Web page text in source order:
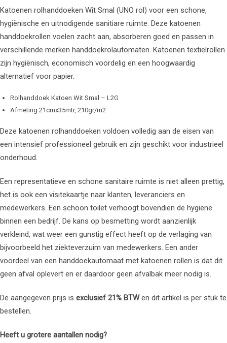
Katoenen rolhanddoeken Wit Smal (UNO rol) voor een schone,
hygiënische en uitnodigende sanitiare ruimte. Deze katoenen
handdoekrollen voelen zacht aan, absorberen goed en passen in
verschillende merken handdoekrolautomaten. Katoenen textielrollen
zijn hygiënisch, economisch voordelig en een hoogwaardig
alternatief voor papier.
Rolhanddoek Katoen Wit Smal – L2G
Afmeting 21cmx35mtr, 210gr/m2
Deze katoenen rolhanddoeken voldoen volledig aan de eisen van
een intensief professioneel gebruik en zijn geschikt voor industrieel
onderhoud.
Een representatieve en schone sanitaire ruimte is niet alleen prettig,
het is ook een visitekaartje naar klanten, leveranciers en
medewerkers. Een schoon toilet verhoogt bovendien de hygiëne
binnen een bedrijf. De kans op besmetting wordt aanzienlijk
verkleind, wat weer een gunstig effect heeft op de verlaging van
bijvoorbeeld het ziekteverzuim van medewerkers. Een ander
voordeel van een handdoekautomaat met katoenen rollen is dat dit
geen afval oplevert en er daardoor geen afvalbak meer nodig is.
De aangegeven prijs is exclusief 21% BTWen dit artikel is per stuk te
bestellen.
Heeft u grotere aantallen nodig?